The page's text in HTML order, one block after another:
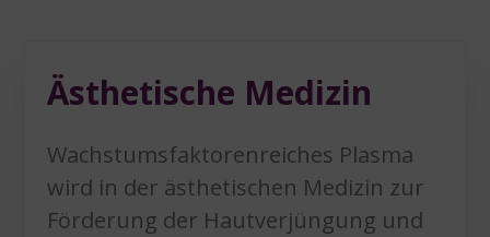
Ästhetische Medizin
Wachstumsfaktorenreiches Plasma
wird in der ästhetischen Medizin zur
Förderung der Hautverjüngung und